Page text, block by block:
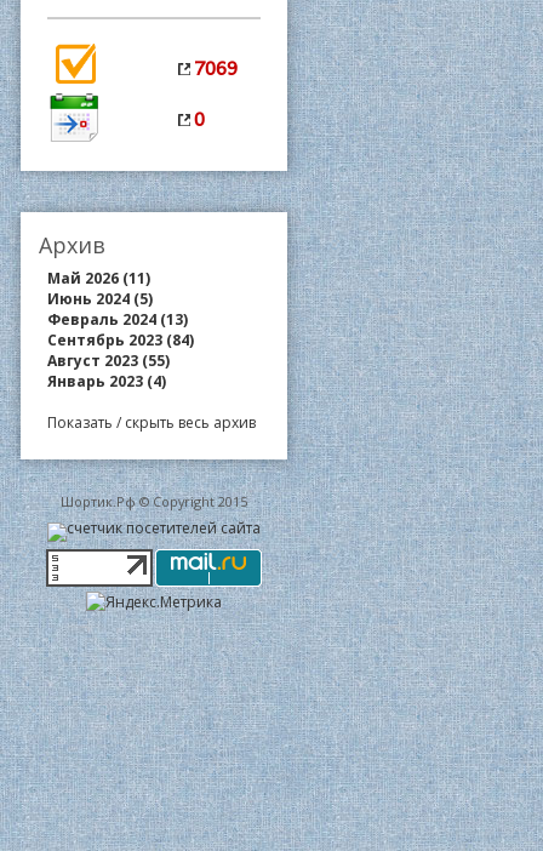
7069
0
Архив
Май 2026 (11)
Июнь 2024 (5)
Февраль 2024 (13)
Сентябрь 2023 (84)
Август 2023 (55)
Январь 2023 (4)
Показать / скрыть весь архив
Шортик.Рф © Copyright 2015